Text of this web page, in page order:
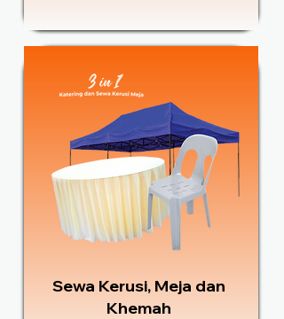
Sewa Kerusi, Meja dan
Khemah